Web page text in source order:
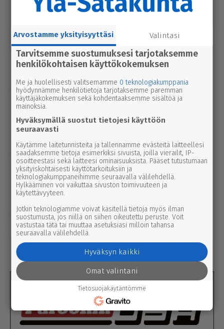
Syyttäjä ei nosta syytettä Parkanon
tapah­tu­mien kulusta ei syntynyt
kulttuuri9.8.2026 2.55
2000 kävijän raja meni rikki Karvia-
Päivien ilta­oh­jel­missa
urheilu7.8.2026 14.00
Janne Ojala näkee Parkanon ase­man­
seu­dussa mah­dol­li­suu­den ravi- ja
tapah­tu­ma­kes­kuk­selle
uutinen8.8.2026 3.00
Pie­no­sak­kai­den yhteis­työtä tarvitaan
edelleen Lep­pä­kos­kessa, tuumivat
mielipide 8.8.2026 2.40
Koti-kylä-raja | Parkanon ener­gi­ast­ra­
te­gi­a­työ osui oikeaan aikaan
Arvostamme yksityisyyttäsi Valintasi
Tarvitsemme suostumuksesi tarjotaksemme
henkilökohtaisen käyttökokemuksen
Me ja huolellisesti valitsemamme 0 teknologiakumppania
hyödynnämme henkilötietoja tarjotaksemme paremman
käyttäjäkokemuksen sekä kohdentaaksemme sisältöä ja
mainoksia.
Hyväksymällä suostut tietojesi käyttöön
seuraavasti
Käytämme laitetunnisteita ja tallennamme evästeitä laitteellesi
saadaksemme tietoja esimerkiksi sivuista, joilla vierailit, IP-
osoitteestasi sekä laitteesi ominaisuuksista. Pääset tutustumaan
yksityiskohtaisesti käyttötarkoituksiin ja
teknologiakumppaneihimme seuraavalla välilehdellä.
Hylkääminen voi vaikuttaa sivuston toimivuuteen ja
käytettävyyteen.
Jotkin teknologiamme voivat käsitellä tietoja myös ilman
suostumusta, jos niillä on siihen oikeutettu peruste. Voit
vastustaa tätä tai muuttaa asetuksiasi milloin tahansa
seuraavalla välilehdellä.
Hyväksyn kaikki
Omat valintani
Tietosuojakäytäntömme